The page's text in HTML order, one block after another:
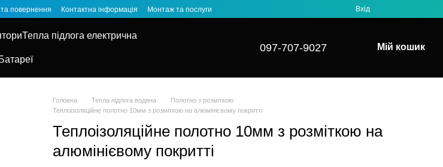
повернення Контактна інформація Монтаж та послуги Вхід
Тепла підлога електрична
097-707-9027⁩ Мій кошик
Головна Тепла підлога водяна
Полотно з розміткою
Теплоізоляційне полотно 10мм з розміткою на алюмінієвому покритті
Теплоізоляційне полотно 10мм з розміткою на
алюмінієвому покритті